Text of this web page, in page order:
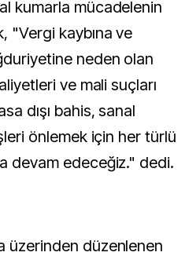
kumarla mücadelenin
"Vergi kaybına ve
neden olan
ve mali suçları
dışı bahis, sanal
önlemek için her türlü
devam edeceğiz." dedi.
üzerinden düzenlenen